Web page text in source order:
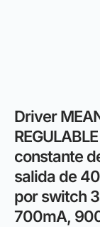
Driver
constante
salida de
por switch
700mA,